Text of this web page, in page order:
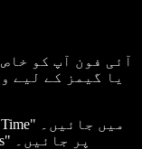
آئی فون آپ کو
یا گیمز کے لیے
"Settings" پر دبائیں اور "Screen Time" میں جائیں۔
"Screen Time" آن کر کے "App Limits" پر جائیں۔